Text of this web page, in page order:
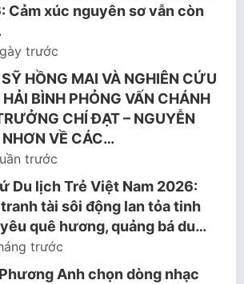
Cảm xúc nguyên sơ vẫn còn
trước
HỒNG MAI VÀ NGHIÊN CỨU
HẢI BÌNH PHỎNG VẤN CHÁNH
CHÍ ĐẠT – NGUYỄN
VỀ CÁC…
trước
Du lịch Trẻ Việt Nam 2026:
tài sôi động lan tỏa tinh
quê hương, quảng bá du…
trước
Anh chọn dòng nhạc